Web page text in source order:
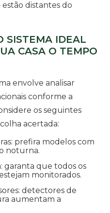
distantes do
SISTEMA IDEAL
CASA O TEMPO
envolve analisar
conforme a
os seguintes
acertada:
noturna.
monitorados.
aumentam a